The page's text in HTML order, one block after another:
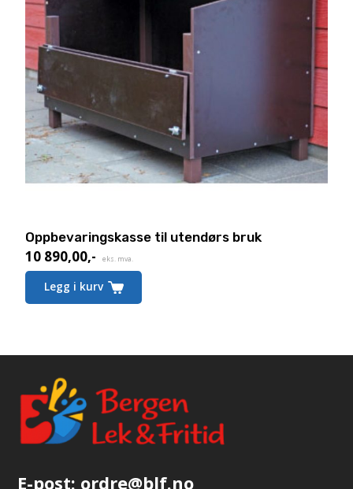
Oppbevaringskasse til utendørs bruk
10 890,00,- eks. mva.
Legg i kurv
E-post: ordre@blf.no